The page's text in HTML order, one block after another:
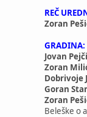
REČ
Zoran
GRADINA:
Jovan
Zoran
Dobrivoje
Goran
Zoran
Beleške o